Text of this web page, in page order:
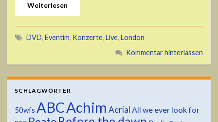
Weiterlesen
DVD, Eventim, Konzerte, Live, London
Kommentar hinterlassen
SCHLAGWÖRTER
50wfs ABCAchim Aerial All we ever look for